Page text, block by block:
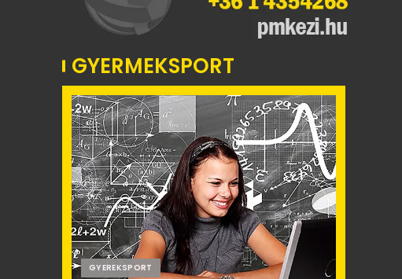
GYERMEKSPORT
GYEREKSPORT